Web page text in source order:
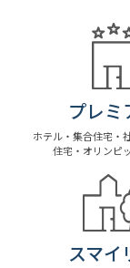
プレミ
ホテル・集合住宅・
住宅・オリンピ
スマイ